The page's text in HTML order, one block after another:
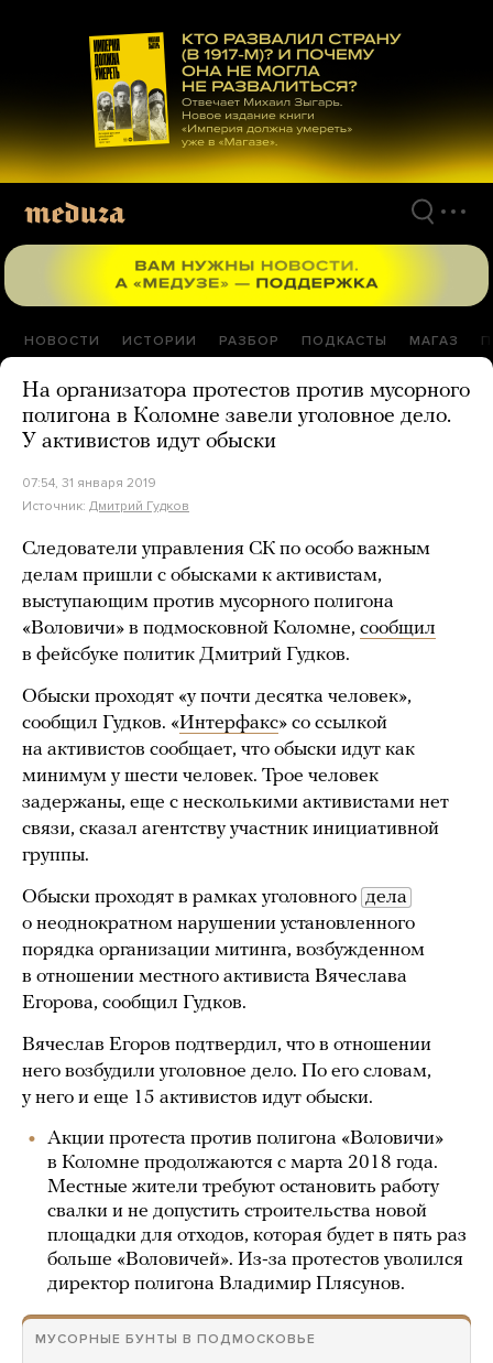
материалам
НОВОСТИ ИСТОРИИ РАЗБОР ПОДКАСТЫ МАГАЗ
На организатора протестов против мусорного
полигона в Коломне завели уголовное дело.
У активистов идут обыски
07:54, 31 января 2019
Источник: Дмитрий Гудков
Следователи управления СК по особо важным
делам пришли с обысками к активистам,
выступающим против мусорного полигона
«Воловичи» в подмосковной Коломне, сообщил
в фейсбуке политик Дмитрий Гудков.
Обыски проходят «у почти десятка человек»,
сообщил Гудков. «Интерфакс» со ссылкой
на активистов сообщает, что обыски идут как
минимум у шести человек. Трое человек
задержаны, еще с несколькими активистами нет
связи, сказал агентству участник инициативной
группы.
Обыски проходят в рамках уголовного дела
о неоднократном нарушении установленного
порядка организации митинга, возбужденном
в отношении местного активиста Вячеслава
Егорова, сообщил Гудков.
Вячеслав Егоров подтвердил, что в отношении
него возбудили уголовное дело. По его словам,
у него и еще 15 активистов идут обыски.
Акции протеста против полигона «Воловичи»
в Коломне продолжаются с марта 2018 года.
Местные жители требуют остановить работу
свалки и не допустить строительства новой
площадки для отходов, которая будет в пять раз
больше «Воловичей». Из-за протестов уволился
директор полигона Владимир Плясунов.
МУСОРНЫЕ БУНТЫ В ПОДМОСКОВЬЕ